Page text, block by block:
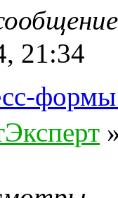
21:34